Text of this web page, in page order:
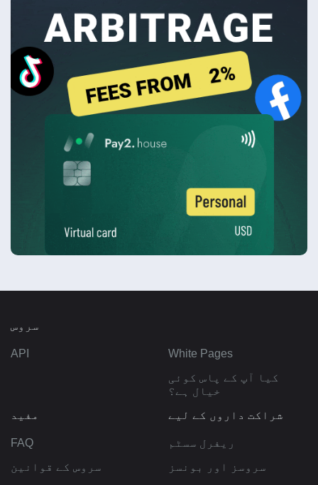
سروس
White Pages
API
کیا آپ کے پاس کوئی
خیال ہے؟
شراکت داروں کے لیے
ریفرل سسٹم
سروسز اور بونسز
مفید
FAQ
سروس کے قوانین